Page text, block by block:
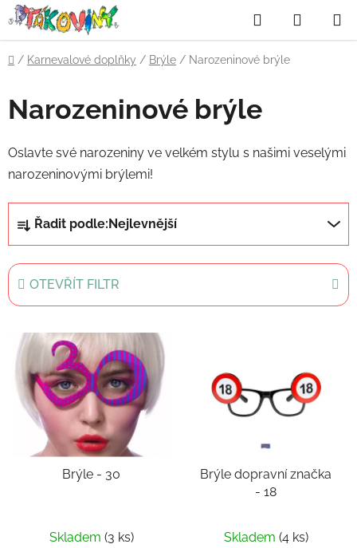
Přejít
na
obsah
Hledat
KOŠÍK
Domů
/ Karnevalové doplňky / Brýle / Narozeninové brýle
Narozeninové brýle
Oslavte své narozeniny ve velkém stylu s našimi veselými
narozeninovými brýlemi!
a
z
e
n
o
d
Řadit podle: Nejlevnější
OTEVŘÍT FILTR
ý
Brýle - 30
Skladem (3 ks)
Brýle dopravní značka
- 18
Skladem (4 ks)